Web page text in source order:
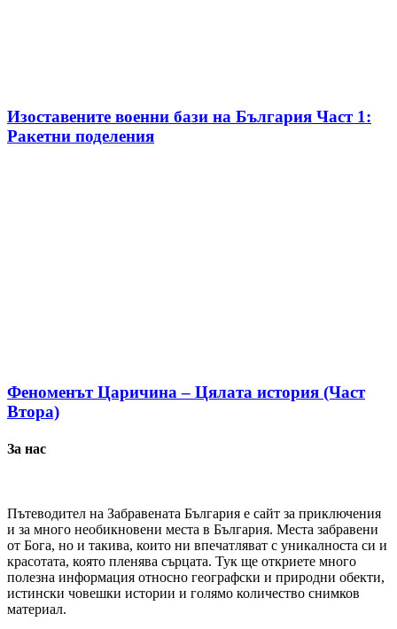
Изоставените военни бази на България Част 1:
Ракетни поделения
Феноменът Царичина – Цялата история (Част
Втора)
За нас
Пътеводител на Забравената България е сайт за приключения
и за много необикновени места в България. Места забравени
от Бога, но и такива, които ни впечатляват с уникалноста си и
красотата, която пленява сърцата. Тук ще откриете много
полезна информация относно географски и природни обекти,
истински човешки истории и голямо количество снимков
материал.